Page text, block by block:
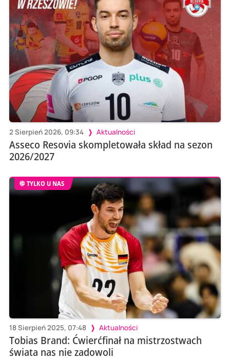
2 Sierpień 2026, 09:34 Aktualności
Asseco Resovia skompletowała skład na sezon
2026/2027
TYLKO U NAS
18 Sierpień 2025, 07:48 Aktualności
Tobias Brand: Ćwierćfinał na mistrzostwach
świata nas nie zadowoli